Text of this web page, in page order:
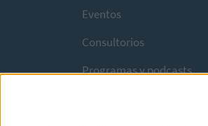
Eventos
Consultorios
Programas y podcasts